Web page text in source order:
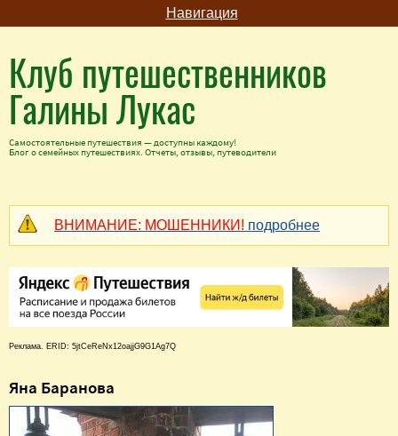
Навигация
Клуб путешественников
Галины Лукас
Самостоятельные путешествия — доступны каждому!
Блог о семейных путешествиях. Отчеты, отзывы, путеводители
ВНИМАНИЕ: МОШЕННИКИ! подробнее
Реклама. ERID: 5jtCeReNx12oajjG9G1Ag7Q
Яна Баранова